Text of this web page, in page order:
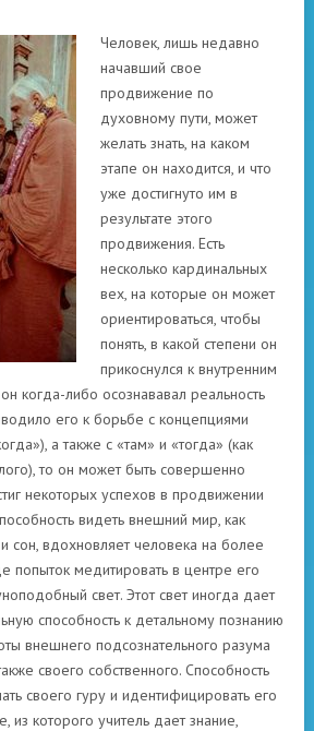
Человек, лишь недавно
начавший свое
продвижение по
духовному пути, может
желать знать, на каком
этапе он находится, и что
уже достигнуто им в
результате этого
продвижения. Есть
несколько кардинальных
вех, на которые он может
ориентироваться, чтобы
понять, в какой степени он
прикоснулся к внутренним
когда-либо осознававал реальность
его к борьбе с концепциями
а также с «там» и «тогда» (как
то он может быть совершенно
некоторых успехов в продвижении
видеть внешний мир, как
сон, вдохновляет человека на более
попыток медитировать в центре его
свет. Этот свет иногда дает
способность к детальному познанию
внешнего подсознательного разума
своего собственного. Способность
своего гуру и идентифицировать его
из которого учитель дает знание,